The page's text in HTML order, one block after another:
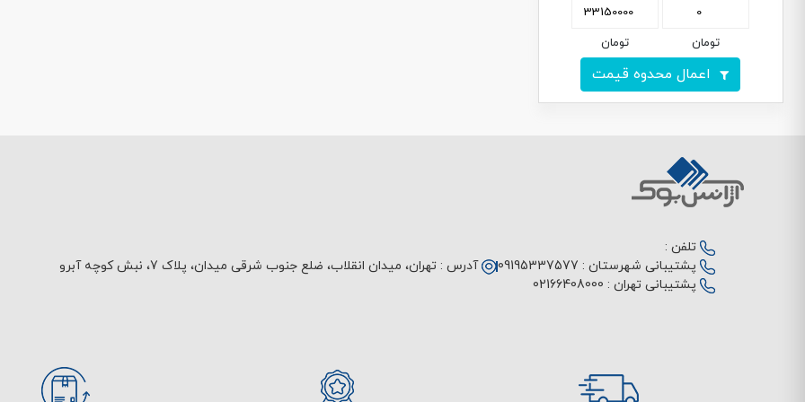
تومان تومان
اعمال محدوه قیمت
تلفن :
پشتیبانی شهرستان : 09195337577
پشتیبانی تهران : 02166408000
آدرس : تهران، میدان انقلاب، ضلع جنوب شرقی میدان، پلاک 7، نبش کوچه آبرو